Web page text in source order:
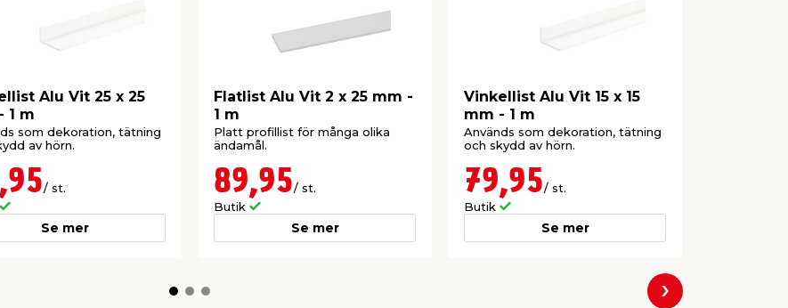
Alu Vit 25 x 25
1 m
som dekoration, tätning
av hörn.
/ st.
Se mer
Flatlist Alu Vit 2 x 25 mm -
1 m
Platt profillist för många olika
ändamål.
89,95/ st.
Butik
Se mer
Vinkellist Alu Vit 15 x 15
mm - 1 m
Används som dekoration, tätning
och skydd av hörn.
79,95/ st.
Butik
Se mer
Nästa